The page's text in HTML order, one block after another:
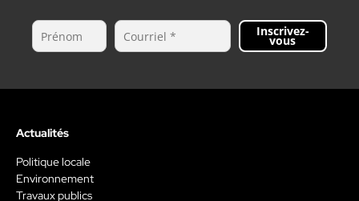
Inscrivez-
vous
Actualités
Politique locale
Environnement
Travaux publics